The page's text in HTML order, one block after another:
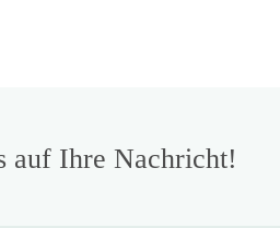
auf Ihre Nachricht!